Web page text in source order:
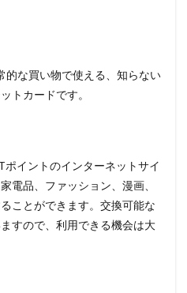
的な買い物で使える、知らない
トカードです。
イントのインターネットサイ
電品、ファッション、漫画、
ことができます。交換可能な
すので、利用できる機会は大